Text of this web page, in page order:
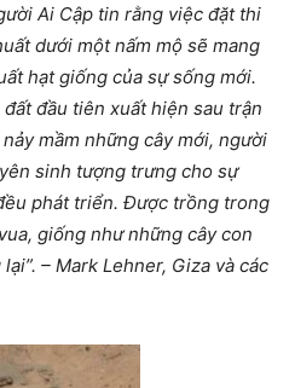
Ai Cập tin rằng việc đặt thi
dưới một nấm mộ sẽ mang
hạt giống của sự sống mới.
đầu tiên xuất hiện sau trận
mầm những cây mới, người
sinh tượng trưng cho sự
phát triển. Được trồng trong
giống như những cây con
– Mark Lehner, Giza và các